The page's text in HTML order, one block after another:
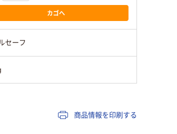
カゴへ
セーフ
商品情報を印刷する